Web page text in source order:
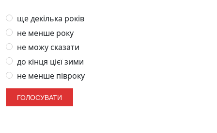
ще декілька років
не менше року
не можу сказати
до кінця цієї зими
не менше півроку